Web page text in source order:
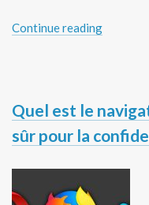
Continue reading
Quel est le
sûr pour la